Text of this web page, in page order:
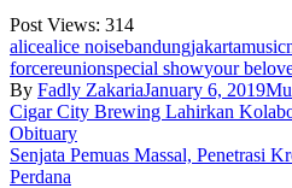
Post Views: 314
alicealice noisebandungjakartamusic
forcereunionspecial showyour
By Fadly ZakariaJanuary 6, 2019
Post
navigation
Cigar City Brewing Lahirkan
Obituary
Senjata Pemuas Massal, Penetrasi
Perdana